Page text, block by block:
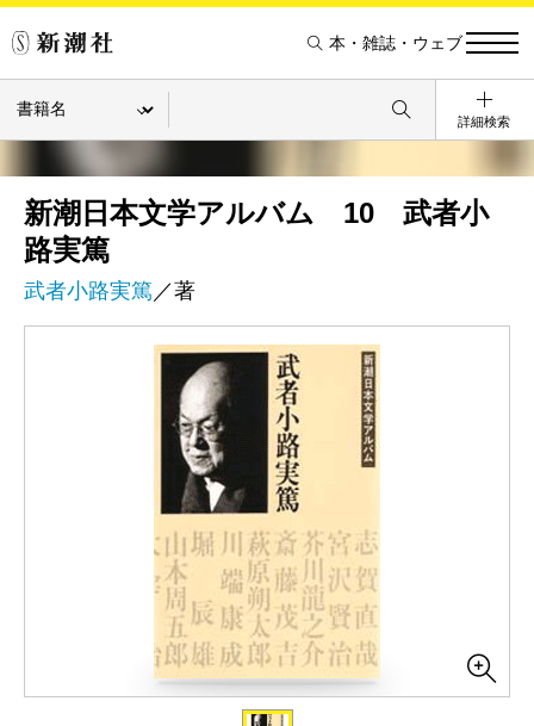
本・雑誌・ウェブ
詳細検索
新潮日本文学アルバム 10 武者小
路実篤
武者小路実篤 ／著